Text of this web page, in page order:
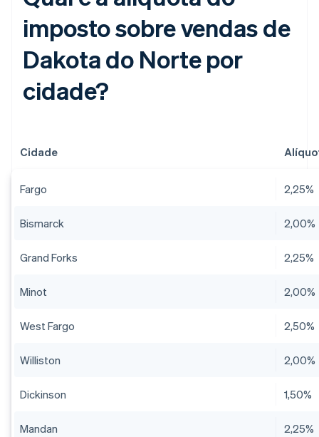
imposto sobre vendas de
Dakota do Norte por
cidade?
Cidade
Fargo 2,25%
Bismarck 2,00%
Grand Forks 2,25%
Minot 2,00%
West Fargo 2,50%
Williston 2,00%
Dickinson 1,50%
Mandan 2,25%